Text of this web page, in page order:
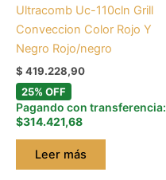
Ultracomb Uc-110cln Grill
Conveccion Color Rojo Y
Negro Rojo/negro
$ 419.228,90
25% OFF
Pagando con transferencia:
$314.421,68
Leer más